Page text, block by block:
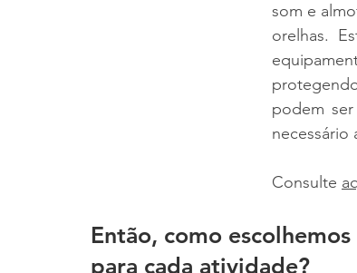
som e
orelhas.
podem
necessário
Consulte
Então, como
para cada atividade?